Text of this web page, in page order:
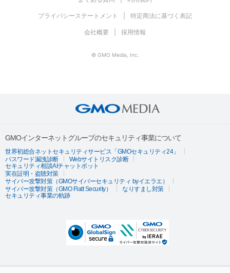
プライバシーステートメント 特定商法に基づく表記
会社概要 採用情報
© GMO Media, Inc.
GMOインターネットグループのセキュリティ事業について
世界初総合ネットセキュリティサービス「GMOセキュリティ24」
パスワード漏洩診断
Webサイトリスク診断
セキュリティ相談AIチャットボット
実在証明・盗聴対策
サイバー攻撃対策（GMOサイバーセキュリティ byイエラエ）
サイバー攻撃対策（GMO Flatt Security）
なりすまし対策
セキュリティ事業の軌跡